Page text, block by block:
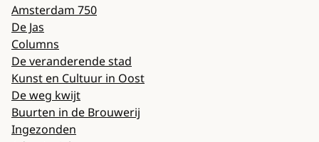
Amsterdam 750
De Jas
Columns
De veranderende stad
Kunst en Cultuur in Oost
De weg kwijt
Buurten in de Brouwerij
Ingezonden